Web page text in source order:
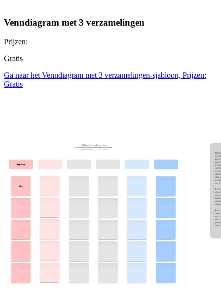
Venndiagram met 3 verzamelingen
Prijzen:
Gratis
Ga naar het Venndiagram met 3 verzamelingen-sjabloon, Prijzen:
Gratis